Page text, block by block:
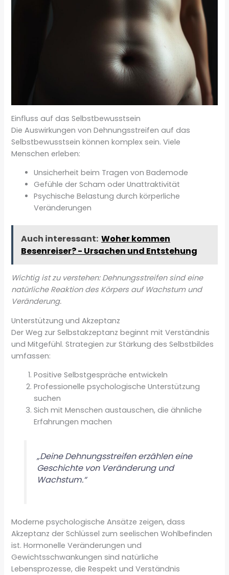
Einfluss auf das Selbstbewusstsein
Die Auswirkungen von Dehnungsstreifen auf das
Selbstbewusstsein können komplex sein. Viele
Menschen erleben:
Unsicherheit beim Tragen von Bademode
Gefühle der Scham oder Unattraktivität
Psychische Belastung durch körperliche
Veränderungen
Auch interessant: Woher kommen
Besenreiser? - Ursachen und Entstehung
Wichtig ist zu verstehen: Dehnungsstreifen sind eine
natürliche Reaktion des Körpers auf Wachstum und
Veränderung.
Unterstützung und Akzeptanz
Der Weg zur Selbstakzeptanz beginnt mit Verständnis
und Mitgefühl. Strategien zur Stärkung des Selbstbildes
umfassen:
Positive Selbstgespräche entwickeln
Professionelle psychologische Unterstützung
suchen
Sich mit Menschen austauschen, die ähnliche
Erfahrungen machen
„Deine Dehnungsstreifen erzählen eine
Geschichte von Veränderung und
Wachstum.“
Moderne psychologische Ansätze zeigen, dass
Akzeptanz der Schlüssel zum seelischen Wohlbefinden
ist. Hormonelle Veränderungen und
Gewichtsschwankungen sind natürliche
Lebensprozesse, die Respekt und Verständnis